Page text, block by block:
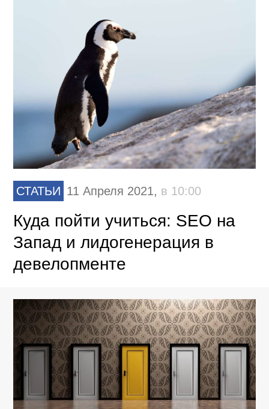
СТАТЬИ 11 Апреля 2021, в 10:00
Куда пойти учиться: SEO на
Запад и лидогенерация в
девелопменте